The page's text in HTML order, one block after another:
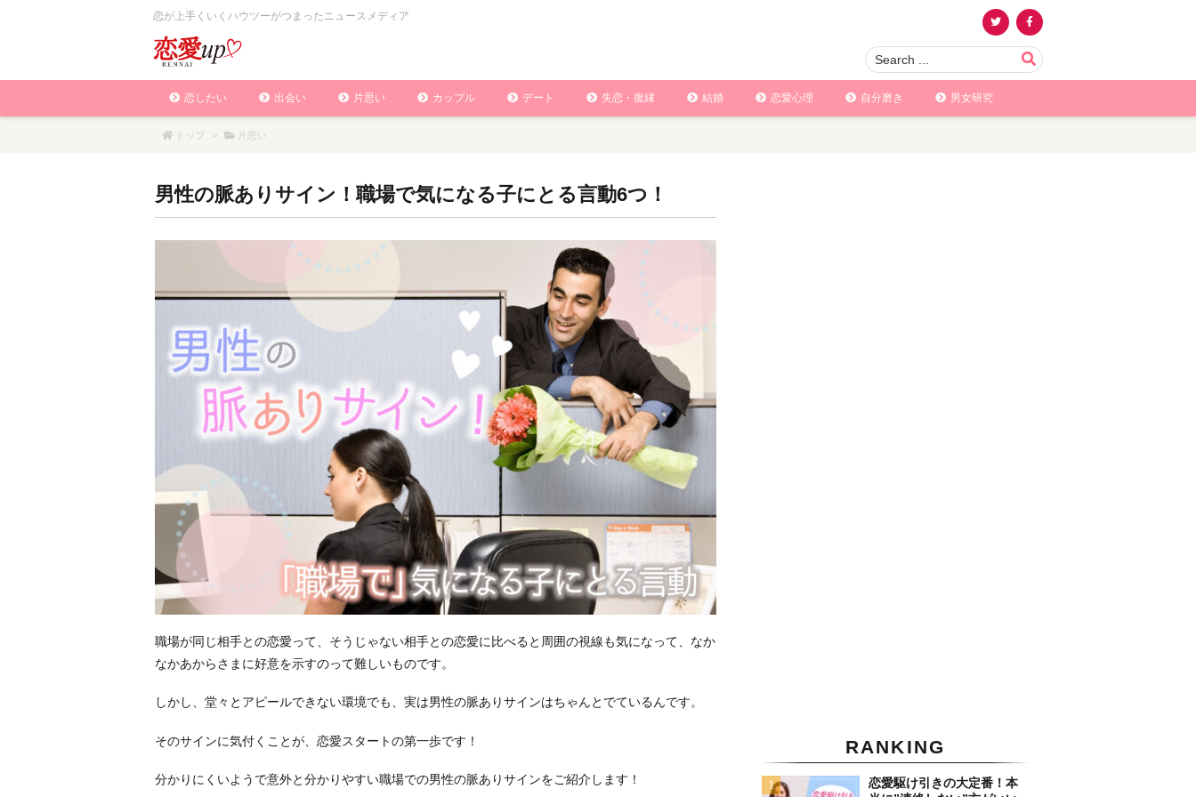
恋が上手くいくハウツーがつまったニュースメディア
恋したい 出会い 片思い カップル デート 失恋・復縁 結婚 恋愛心理 自分磨き 男女研究
トップ > 片思い
男性の脈ありサイン！職場で気になる子にとる言動6つ！
職場が同じ相手との恋愛って、そうじゃない相手との恋愛に比べると周囲の視線も気になって、なか
なかあからさまに好意を示すのって難しいものです。
しかし、堂々とアピールできない環境でも、実は男性の脈ありサインはちゃんとでているんです。
そのサインに気付くことが、恋愛スタートの第一歩です！
分かりにくいようで意外と分かりやすい職場での男性の脈ありサインをご紹介します！
RANKING
恋愛駆け引きの大定番！本